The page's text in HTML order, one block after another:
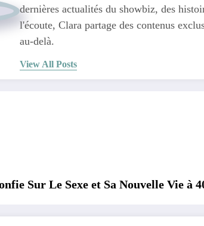
dernières actualités du showbiz, des
l'écoute, Clara partage des contenus
au-delà.
View All Posts
Sur Le Sexe et Sa Nouvelle Vie à